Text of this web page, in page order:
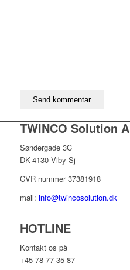
TWINCO Solution
Søndergade 3C
DK-4130 Viby Sj
CVR nummer 37381918
mail: info@twincosolution.dk
HOTLINE
Kontakt os på
+45 78 77 35 87